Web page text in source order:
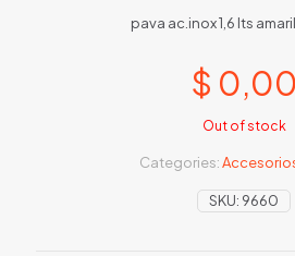
pava ac.inox 1,6 lts
$ 0,00
Out of stock
SKU: 9660
Categories: